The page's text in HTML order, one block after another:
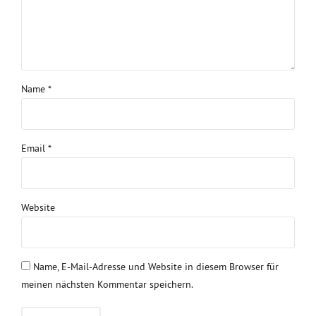
Name *
Email *
Website
Name, E-Mail-Adresse und Website in diesem Browser für
meinen nächsten Kommentar speichern.